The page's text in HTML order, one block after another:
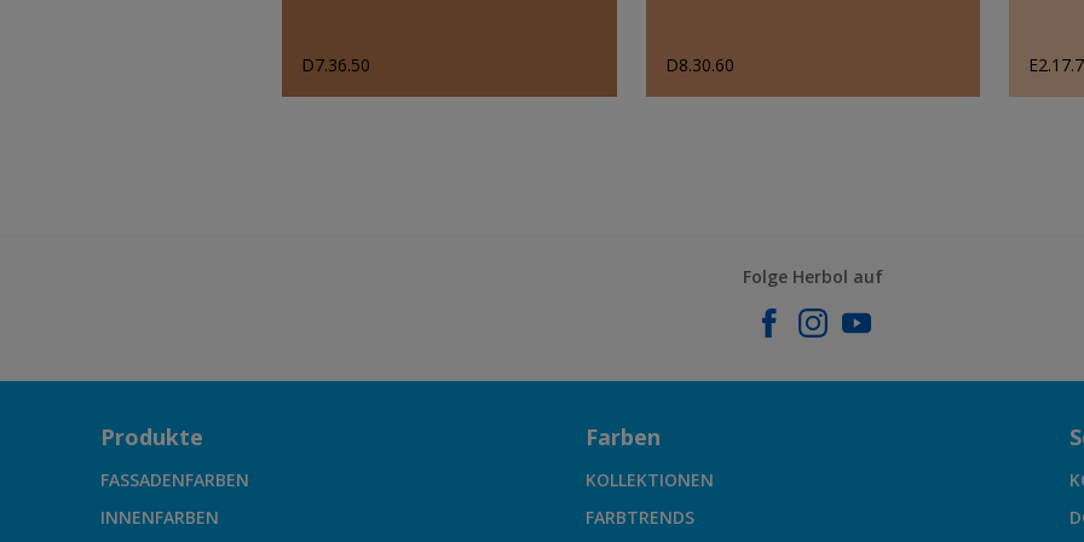
D7.36.50 D8.30.60
Folge Herbol auf
Produkte
FASSADENFARBEN
INNENFARBEN
Farben
KOLLEKTIONEN
FARBTRENDS